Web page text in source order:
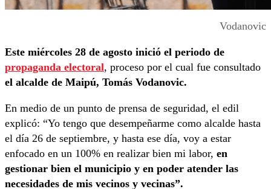
Vodanovic
Este miércoles 28 de agosto inició el periodo de
propaganda electoral, proceso por el cual fue consultado
el alcalde de Maipú, Tomás Vodanovic.
En medio de un punto de prensa de seguridad, el edil
explicó: “Yo tengo que desempeñarme como alcalde hasta
el día 26 de septiembre, y hasta ese día, voy a estar
enfocado en un 100% en realizar bien mi labor, en
gestionar bien el municipio y en poder atender las
necesidades de mis vecinos y vecinas”.